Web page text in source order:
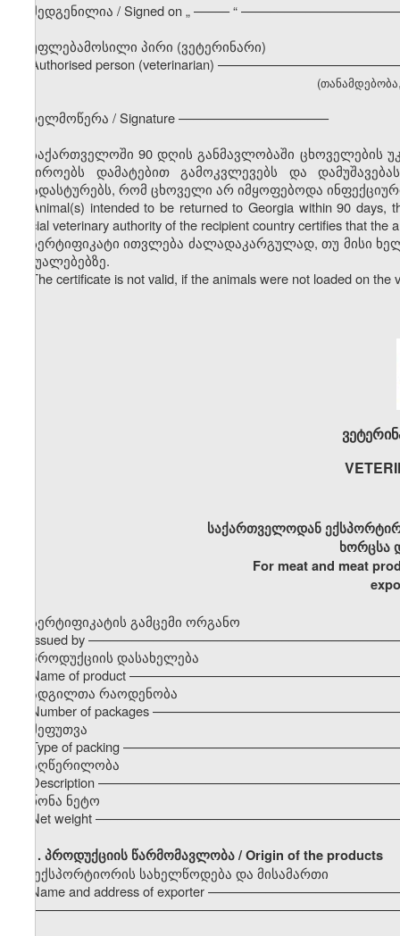
შედგენილია / Signed on„––––– “
უფლებამოსილი პირი (ვეტერინარი)
Authorised person (veterinarian)
ხელმოწერა / Signature –––––––––––––––––––––
საქართველოში 90 დღის განმავლობაში ცხოველების
საჭიროებს დამატებით გამოკვლევებს და
დაადასტურებს, რომ ცხოველი არ იმყოფებოდა
Animal(s) intended to be returned to Georgia within 90
official veterinary authority of the recipient country certifies that
სერტიფიკატი ითვლება ძალადაკარგულად, თუ მისი
საშუალებებზე.
The certificate is not valid, if the animals were not loaded on
საქართველოდან
ხორცსა
For meat and meat
სერტიფიკატის გამცემი ორგანო
Issued by
პროდუქციის დასახელება
Name of product
ადგილთა რაოდენობა
Number of packages
შეფუთვა
Type of packing
აღწერილობა
Description
წონა ნეტო
Net weight
1. პროდუქციის წარმომავლობა / Origin of the products
ექსპორტიორის სახელწოდება და მისამართი
Name and address of exporter